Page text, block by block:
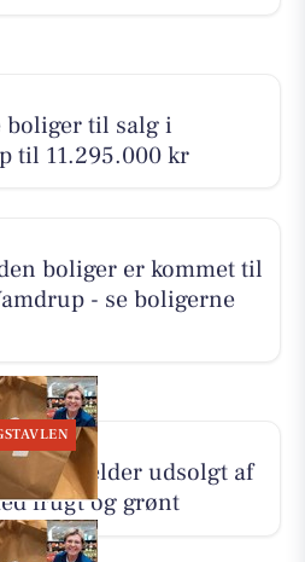
boliger til salg i
til 11.295.000 kr
boliger er kommet til
- se boligerne
melder udsolgt af
frugt og grønt